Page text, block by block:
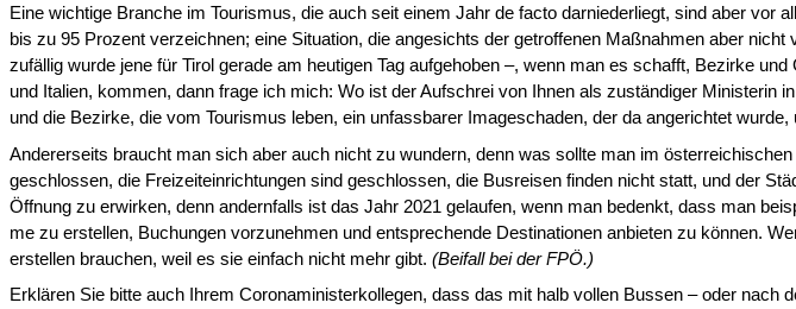
Eine wichtige Branche im Tourismus, die auch seit einem Jahr de facto darniederliegt, sind aber
bis zu 95 Prozent verzeichnen; eine Situation, die angesichts der getroffenen Maßnahmen aber
zufällig wurde jene für Tirol gerade am heutigen Tag aufgehoben –, wenn man es schafft, Bezirke
und Italien, kommen, dann frage ich mich: Wo ist der Aufschrei von Ihnen als zuständiger Ministerin
und die Bezirke, die vom Tourismus leben, ein unfassbarer Imageschaden, der da angerichtet
Andererseits braucht man sich aber auch nicht zu wundern, denn was sollte man im
geschlossen, die Freizeiteinrichtungen sind geschlossen, die Busreisen finden nicht statt, und der
Öffnung zu erwirken, denn andernfalls ist das Jahr 2021 gelaufen, wenn man bedenkt, dass man
me zu erstellen, Buchungen vorzunehmen und entsprechende Destinationen anbieten zu können.
erstellen brauchen, weil es sie einfach nicht mehr gibt. (Beifall bei der FPÖ.)
Erklären Sie bitte auch Ihrem Coronaministerkollegen, dass das mit halb vollen Bussen – oder